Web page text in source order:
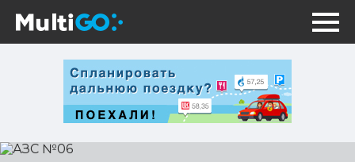
АЗС